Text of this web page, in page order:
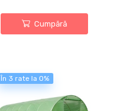
Cumpără
În 3 rate la 0%